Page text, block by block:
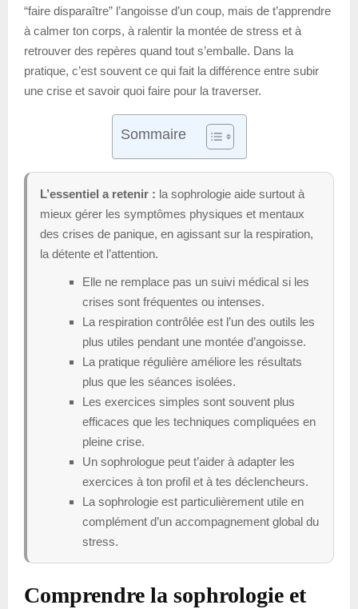
“faire disparaître” l’angoisse d’un coup, mais de t’apprendre
à calmer ton corps, à ralentir la montée de stress et à
retrouver des repères quand tout s’emballe. Dans la
pratique, c’est souvent ce qui fait la différence entre subir
une crise et savoir quoi faire pour la traverser.
Sommaire
L’essentiel a retenir : la sophrologie aide surtout à
mieux gérer les symptômes physiques et mentaux
des crises de panique, en agissant sur la respiration,
la détente et l’attention.
Elle ne remplace pas un suivi médical si les
crises sont fréquentes ou intenses.
La respiration contrôlée est l’un des outils les
plus utiles pendant une montée d’angoisse.
La pratique régulière améliore les résultats
plus que les séances isolées.
Les exercices simples sont souvent plus
efficaces que les techniques compliquées en
pleine crise.
Un sophrologue peut t’aider à adapter les
exercices à ton profil et à tes déclencheurs.
La sophrologie est particulièrement utile en
complément d’un accompagnement global du
stress.
Comprendre la sophrologie et